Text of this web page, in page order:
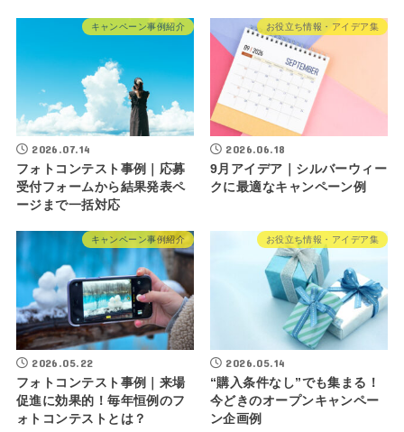
キャンペーン事例紹介
2026.07.14
フォトコンテスト事例｜応募
受付フォームから結果発表ペ
ージまで一括対応
お役立ち情報・アイデア集
2026.06.18
9月アイデア｜シルバーウィー
クに最適なキャンペーン例
キャンペーン事例紹介
2026.05.22
フォトコンテスト事例｜来場
促進に効果的！毎年恒例のフ
ォトコンテストとは？
お役立ち情報・アイデア集
2026.05.14
“購入条件なし”でも集まる！
今どきのオープンキャンペー
ン企画例